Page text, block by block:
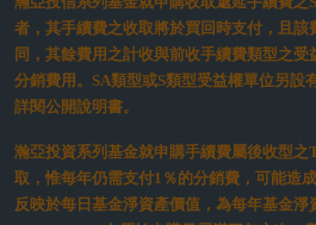
in insights
股票